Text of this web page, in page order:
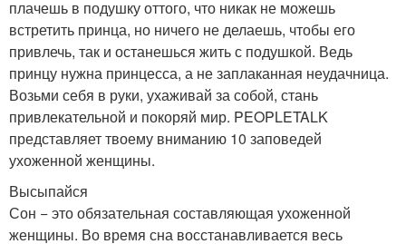
плачешь в подушку оттого, что никак не можешь
встретить принца, но ничего не делаешь, чтобы его
привлечь, так и останешься жить с подушкой. Ведь
принцу нужна принцесса, а не заплаканная неудачница.
Возьми себя в руки, ухаживай за собой, стань
привлекательной и покоряй мир. PEOPLETALK
представляет твоему вниманию 10 заповедей
ухоженной женщины.
Высыпайся
Сон − это обязательная составляющая ухоженной
женщины. Во время сна восстанавливается весь